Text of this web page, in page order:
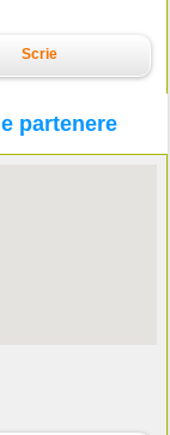
Scrie
partenere